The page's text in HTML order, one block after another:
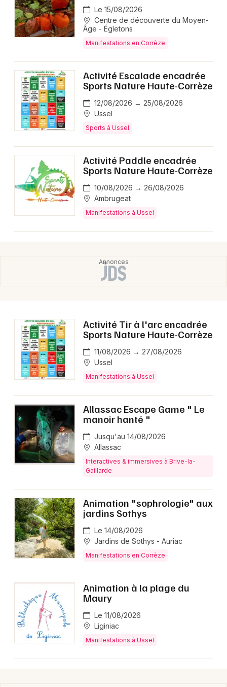
Le 15/08/2026
Centre de découverte du Moyen-
Âge - Égletons
Manifestations en Corrèze
Activité Escalade encadrée
Sports Nature Haute-Corrèze
12/08/2026 → 25/08/2026
Ussel
Sports à Ussel
Activité Paddle encadrée
Sports Nature Haute-Corrèze
10/08/2026 → 26/08/2026
Ambrugeat
Manifestations à Ussel
Activité Tir à l'arc encadrée
Sports Nature Haute-Corrèze
11/08/2026 → 27/08/2026
Ussel
Manifestations à Ussel
Allassac Escape Game " Le
manoir hanté "
Jusqu'au 14/08/2026
Allassac
Interactives & immersives à Brive-la-
Gaillarde
Animation "sophrologie" aux
jardins Sothys
Le 14/08/2026
Jardins de Sothys - Auriac
Manifestations en Corrèze
Animation à la plage du
Maury
Le 11/08/2026
Liginiac
Manifestations à Ussel